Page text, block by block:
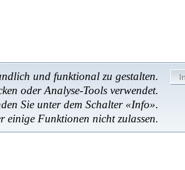
und funktional zu gestalten.
oder Analyse-Tools verwendet.
Sie unter dem Schalter «Info».
einige Funktionen nicht zulassen.